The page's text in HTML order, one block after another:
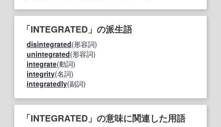
「INTEGRATED」の派生語
disintegrated(形容詞)
unintegrated(形容詞)
integrate(動詞)
integrity(名詞)
integratedly(副詞)
「INTEGRATED」の意味に関連した用語